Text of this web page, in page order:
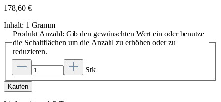
178,60 €
Inhalt: 1 Gramm
Produkt Anzahl: Gib den gewünschten Wert ein oder benutze
die Schaltflächen um die Anzahl zu erhöhen oder zu
reduzieren.
Stk
Kaufen